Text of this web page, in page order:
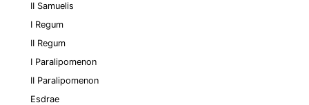
II Samuelis
I Regum
II Regum
I Paralipomenon
II Paralipomenon
Esdrae